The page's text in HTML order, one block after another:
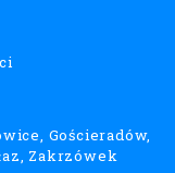
Gościeradów,
Zakrzówek